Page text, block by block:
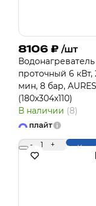
8106 ₽ /шт
Водонагреватель
проточный 6 кВт,
мин, 8 бар,
(180х304х110)
В наличии (8)
- 1 +